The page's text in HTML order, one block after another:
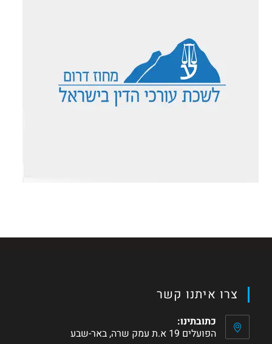
צרו איתנו קשר
כתובתינו:
הפועלים 19 א.ת עמק שרה, באר-שבע